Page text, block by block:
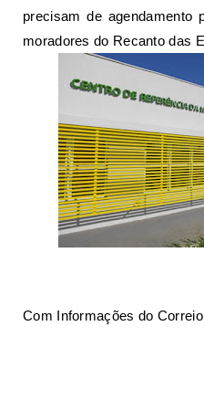
precisam de agendamento
moradores do Recanto das
Com Informações do